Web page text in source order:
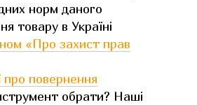
норм даного
товару в Україні
«Про захист прав
про повернення
обрати? Наші